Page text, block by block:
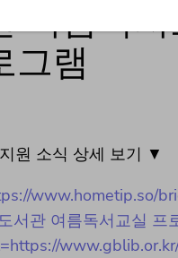
여름독
그램
원 소식 상세 보기 ▼
www.hometip.so/
서관 여름독서교실 프